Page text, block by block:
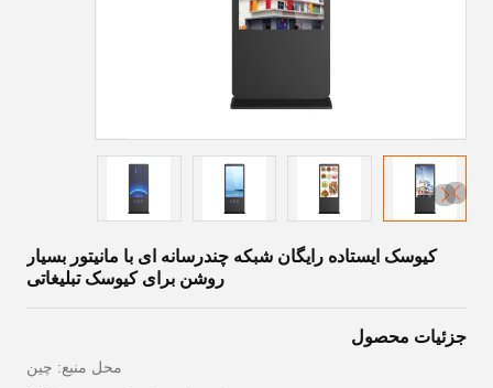
کیوسک ایستاده رایگان شبکه چندرسانه ای با مانیتور بسیار
روشن برای کیوسک تبلیغاتی
جزئیات محصول
محل منبع: چين